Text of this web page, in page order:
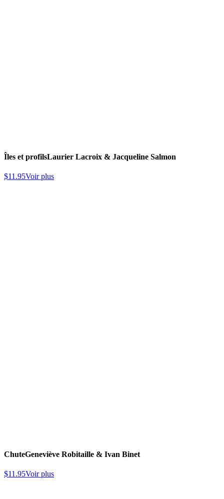
Îles et profilsLaurier Lacroix & Jacqueline Salmon
$11.95Voir plus
ChuteGeneviève Robitaille & Ivan Binet
$11.95Voir plus